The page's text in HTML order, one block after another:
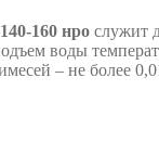
160 нро служит
воды
– не более